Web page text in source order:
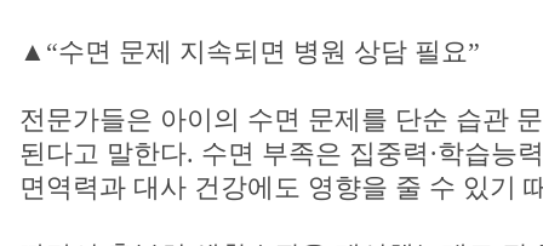
▲“수면 문제 지속되면 병원 상담 필요”
전문가들은 아이의 수면 문제를 단순 습관
된다고 말한다. 수면 부족은 집중력·학습능
면역력과 대사 건강에도 영향을 줄 수 있기